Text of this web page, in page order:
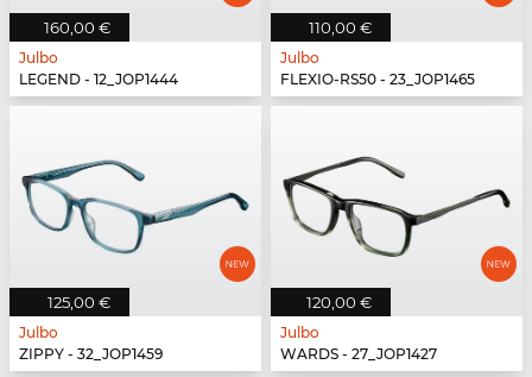
160,00 €
Julbo
LEGEND - 12_JOP1444
110,00 €
Julbo
FLEXIO-RS50 - 23_JOP1465
125,00 €
Julbo
ZIPPY - 32_JOP1459
120,00 €
Julbo
WARDS - 27_JOP1427